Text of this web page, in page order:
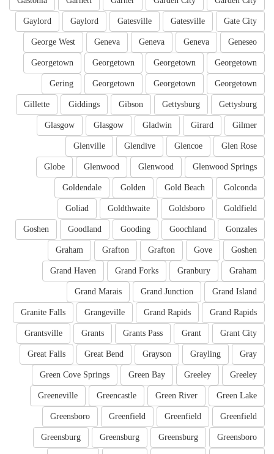
Gate City
Gatesville
Gatesville
Gaylord
Gaylord
Geneseo
Geneva
Geneva
Geneva
George West
Georgetown
Georgetown
Georgetown
Georgetown
Georgetown
Georgetown
Georgetown
Gering
Gettysburg
Gettysburg
Gibson
Giddings
Gillette
Gilmer
Girard
Gladwin
Glasgow
Glasgow
Glen Rose
Glencoe
Glendive
Glenville
Glenwood Springs
Glenwood
Glenwood
Globe
Golconda
Gold Beach
Golden
Goldendale
Goldfield
Goldsboro
Goldthwaite
Goliad
Gonzales
Goochland
Gooding
Goodland
Goshen
Goshen
Gove
Grafton
Grafton
Graham
Graham
Granbury
Grand Forks
Grand Haven
Grand Island
Grand Junction
Grand Marais
Grand Rapids
Grand Rapids
Grangeville
Granite Falls
Grant City
Grant
Grants Pass
Grants
Grantsville
Gray
Grayling
Grayson
Great Bend
Great Falls
Greeley
Greeley
Green Bay
Green Cove Springs
Green Lake
Green River
Greencastle
Greeneville
Greenfield
Greenfield
Greenfield
Greensboro
Greensboro
Greensburg
Greensburg
Greensburg